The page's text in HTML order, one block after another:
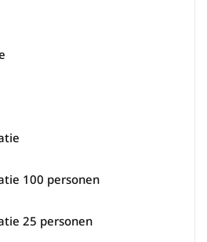
100 personen
25 personen